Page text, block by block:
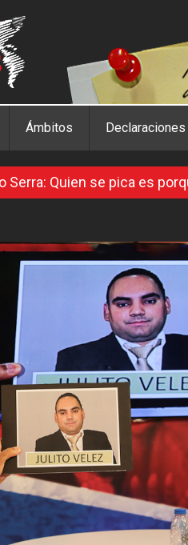
Ámbitos Declaraciones
Serra: Quien se pica es